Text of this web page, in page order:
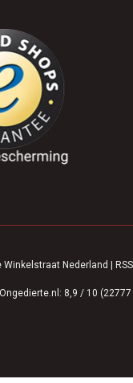
Nederland
: 8,9 / 10 (22777